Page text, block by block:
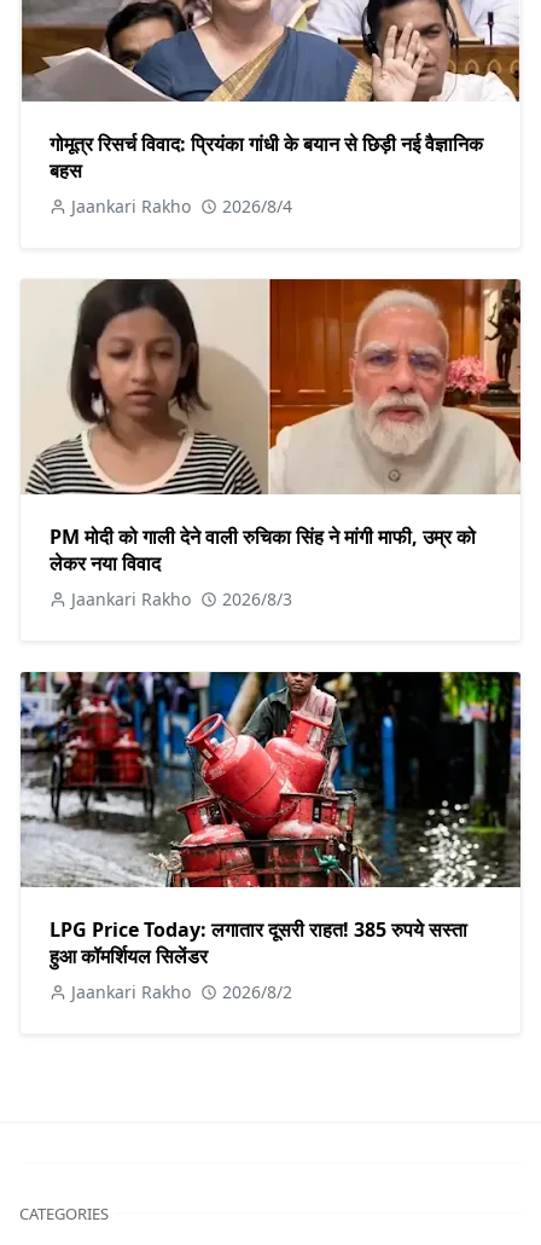
गोमूत्र रिसर्च विवाद: प्रियंका गांधी के बयान से छिड़ी नई वैज्ञानिक
बहस
Jaankari Rakho 2026/8/4
PM मोदी को गाली देने वाली रुचिका सिंह ने मांगी माफी, उम्र को
लेकर नया विवाद
Jaankari Rakho 2026/8/3
LPG Price Today: लगातार दूसरी राहत! 385 रुपये सस्ता
हुआ कॉमर्शियल सिलेंडर
Jaankari Rakho 2026/8/2
CATEGORIES